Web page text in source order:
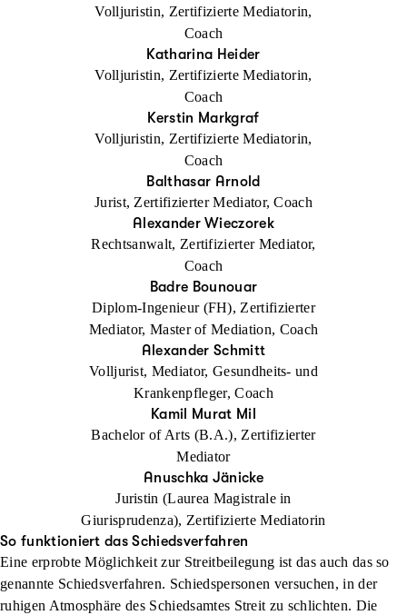
Volljuristin, Zertifizierte Mediatorin,
Coach
Katharina Heider
Volljuristin, Zertifizierte Mediatorin,
Coach
Kerstin Markgraf
Volljuristin, Zertifizierte Mediatorin,
Coach
Balthasar Arnold
Jurist, Zertifizierter Mediator, Coach
Alexander Wieczorek
Rechtsanwalt, Zertifizierter Mediator,
Coach
Badre Bounouar
Diplom-Ingenieur (FH), Zertifizierter
Mediator, Master of Mediation, Coach
Alexander Schmitt
Volljurist, Mediator, Gesundheits- und
Krankenpfleger, Coach
Kamil Murat Mil
Bachelor of Arts (B.A.), Zertifizierter
Mediator
Anuschka Jänicke
Juristin (Laurea Magistrale in
Giurisprudenza), Zertifizierte Mediatorin
So funktioniert das Schiedsverfahren
Eine erprobte Möglichkeit zur Streitbeilegung ist das auch das so
genannte Schiedsverfahren. Schiedspersonen versuchen, in der
ruhigen Atmosphäre des Schiedsamtes Streit zu schlichten. Die